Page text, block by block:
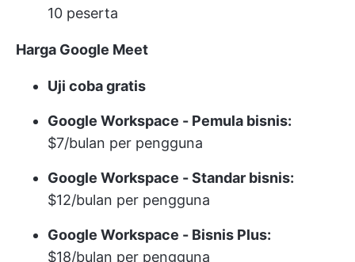
10 peserta
Harga Google Meet
Uji coba gratis
Google Workspace - Pemula bisnis:
$7/bulan per pengguna
Google Workspace - Standar bisnis:
$12/bulan per pengguna
Google Workspace - Bisnis Plus:
$18/bulan per pengguna